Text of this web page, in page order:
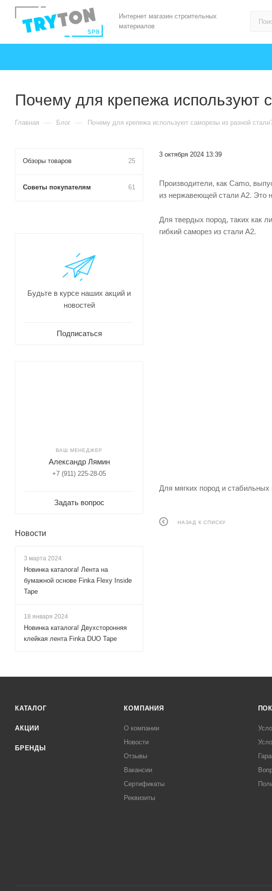
Интернет магазин строительных
материалов
Почему для крепежа используют
Главная — Блог — Почему для крепежа используют саморезы из разной
3 октября 2024 13:39
Производители, как Camo,
из нержавеющей стали А2. Это
Для твердых пород, таких как
гибкий саморез из стали А2.
Для мягких пород и
НАЗАД К СПИСКУ
Обзоры товаров 25
Советы покупателям 61
Будьте в курсе наших акций и
новостей
Подписаться
ВАШ МЕНЕДЖЕР
Александр Лямин
+7 (911) 225-28-05
Задать вопрос
Новости
3 марта 2024
Новинка каталога! Лента на
бумажной основе Finka Flexy Inside
Tape
18 января 2024
Новинка каталога! Двухсторонняя
клейкая лента Finka DUO Tape
КАТАЛОГ
АКЦИИ
БРЕНДЫ
КОМПАНИЯ
О компании
Новости
Отзывы
Вакансии
Сертификаты
Реквизиты